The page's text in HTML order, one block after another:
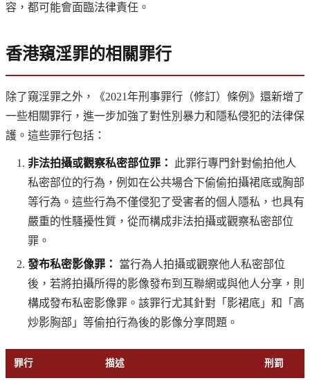
容，都可能會面臨法律責任。
香港窺淫罪的相關罪行
除了窺淫罪之外，《2021年刑事罪行（修訂）條例》還新增了
一些相關罪行，進一步加強了對性別暴力和隱私侵犯的法律保
護。這些罪行包括：
非法拍攝或觀察私密部位罪：
此罪行專門針對偷拍他人
私密部位的行為，例如在公共場合下偷偷拍攝裙底或胸部
等行為。這些行為不僅侵犯了受害者的個人隱私，也具有
嚴重的性騷擾性質，從而構成非法拍攝或觀察私密部位
罪。
發布私密影像罪：
當行為人拍攝或觀察他人私密部位
後，若將拍攝所得的影像發布到互聯網或與他人分享，則
構成發布私密影像罪。該罪行尤其針對「影裙底」和「高
炒影胸部」等偷拍行為後的影像分享問題。
罪行 描述 刑罰